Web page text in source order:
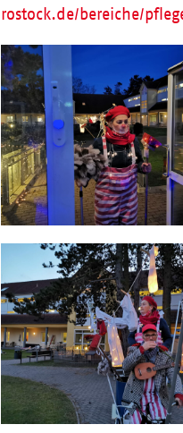
rostock.de/bereiche/